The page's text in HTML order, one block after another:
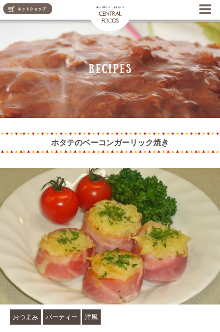
ホタテのベーコンガーリック焼き
おつまみ パーティー 洋風